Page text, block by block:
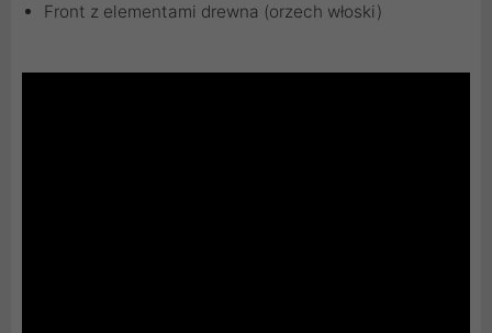
Front z elementami drewna (orzech włoski)